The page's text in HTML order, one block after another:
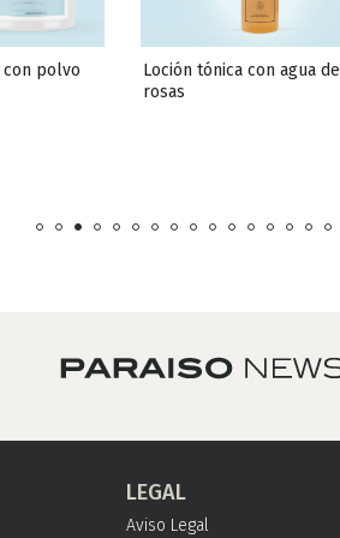
polvo
Loción tónica con agua de
rosas
LEGAL
Aviso Legal